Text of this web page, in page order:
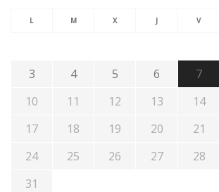
L M X J V
3
4 5 6 7
10
11 12 13 14
17
18 19 20 21
24
25 26 27 28
31